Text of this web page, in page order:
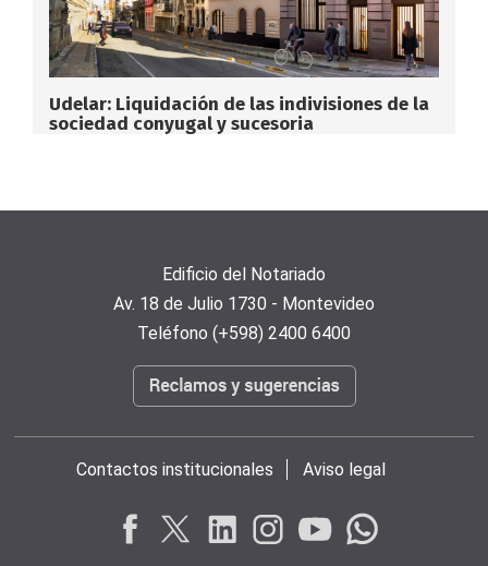
Udelar: Liquidación de las indivisiones de la
sociedad conyugal y sucesoria
Edificio del Notariado
Av. 18 de Julio 1730 - Montevideo
Teléfono (+598) 2400 6400
Contactos institucionales Aviso legal